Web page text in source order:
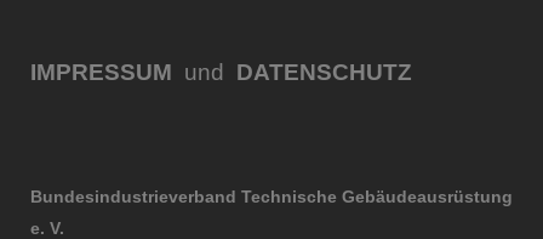
IMPRESSUM und DATENSCHUTZ
Bundesindustrieverband Technische Gebäudeausrüstung
e. V.